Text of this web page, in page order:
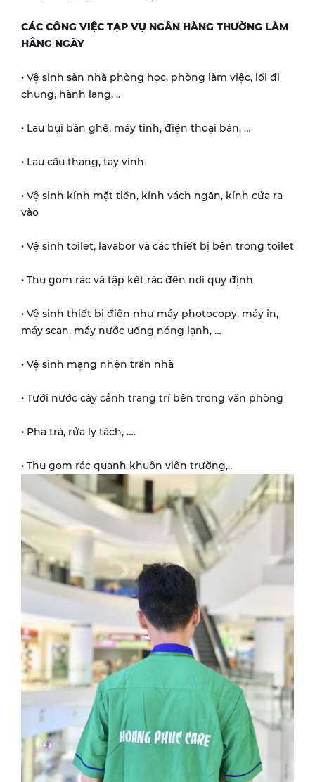
CÁC CÔNG VIỆC TẠP VỤ NGÂN HÀNG THƯỜNG LÀM
HẰNG NGÀY
• Vệ sinh sàn nhà phòng học, phòng làm việc, lối đi
chung, hành lang, ..
• Lau bụi bàn ghế, máy tính, điện thoại bàn, …
• Lau cầu thang, tay vịnh
• Vệ sinh kính mặt tiền, kính vách ngăn, kính cửa ra
vào
• Vệ sinh toilet, lavabor và các thiết bị bên trong toilet
• Thu gom rác và tập kết rác đến nơi quy định
• Vệ sinh thiết bị điện như máy photocopy, máy in,
máy scan, máy nước uống nóng lạnh, …
• Vệ sinh mạng nhện trần nhà
• Tưới nước cây cảnh trang trí bên trong văn phòng
• Pha trà, rửa ly tách, ….
• Thu gom rác quanh khuôn viên trường,..